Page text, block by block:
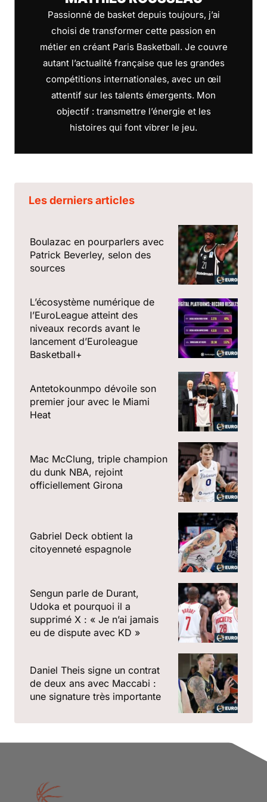
Passionné de basket depuis toujours, j’ai
choisi de transformer cette passion en
métier en créant Paris Basketball. Je couvre
autant l’actualité française que les grandes
compétitions internationales, avec un œil
attentif sur les talents émergents. Mon
objectif : transmettre l’énergie et les
histoires qui font vibrer le jeu.
Les derniers articles
Boulazac en pourparlers avec
Patrick Beverley, selon des
sources
L’écosystème numérique de
l’EuroLeague atteint des
niveaux records avant le
lancement d’Euroleague
Basketball+
Antetokounmpo dévoile son
premier jour avec le Miami
Heat
Mac McClung, triple champion
du dunk NBA, rejoint
officiellement Girona
Gabriel Deck obtient la
citoyenneté espagnole
Sengun parle de Durant,
Udoka et pourquoi il a
supprimé X : « Je n’ai jamais
eu de dispute avec KD »
Daniel Theis signe un contrat
de deux ans avec Maccabi :
une signature très importante